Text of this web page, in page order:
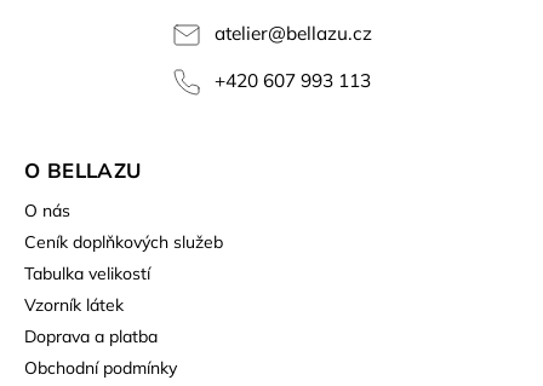
atelier@bellazu.cz
+420 607 993 113
O BELLAZU
O nás
Ceník doplňkových služeb
Tabulka velikostí
Vzorník látek
Doprava a platba
Obchodní podmínky